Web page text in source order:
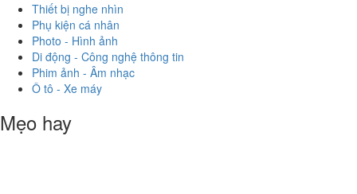
Thiết bị nghe nhìn
Phụ kiện cá nhân
Photo - Hình ảnh
Di động - Công nghệ thông tin
Phim ảnh - Âm nhạc
Ô tô - Xe máy
Mẹo hay